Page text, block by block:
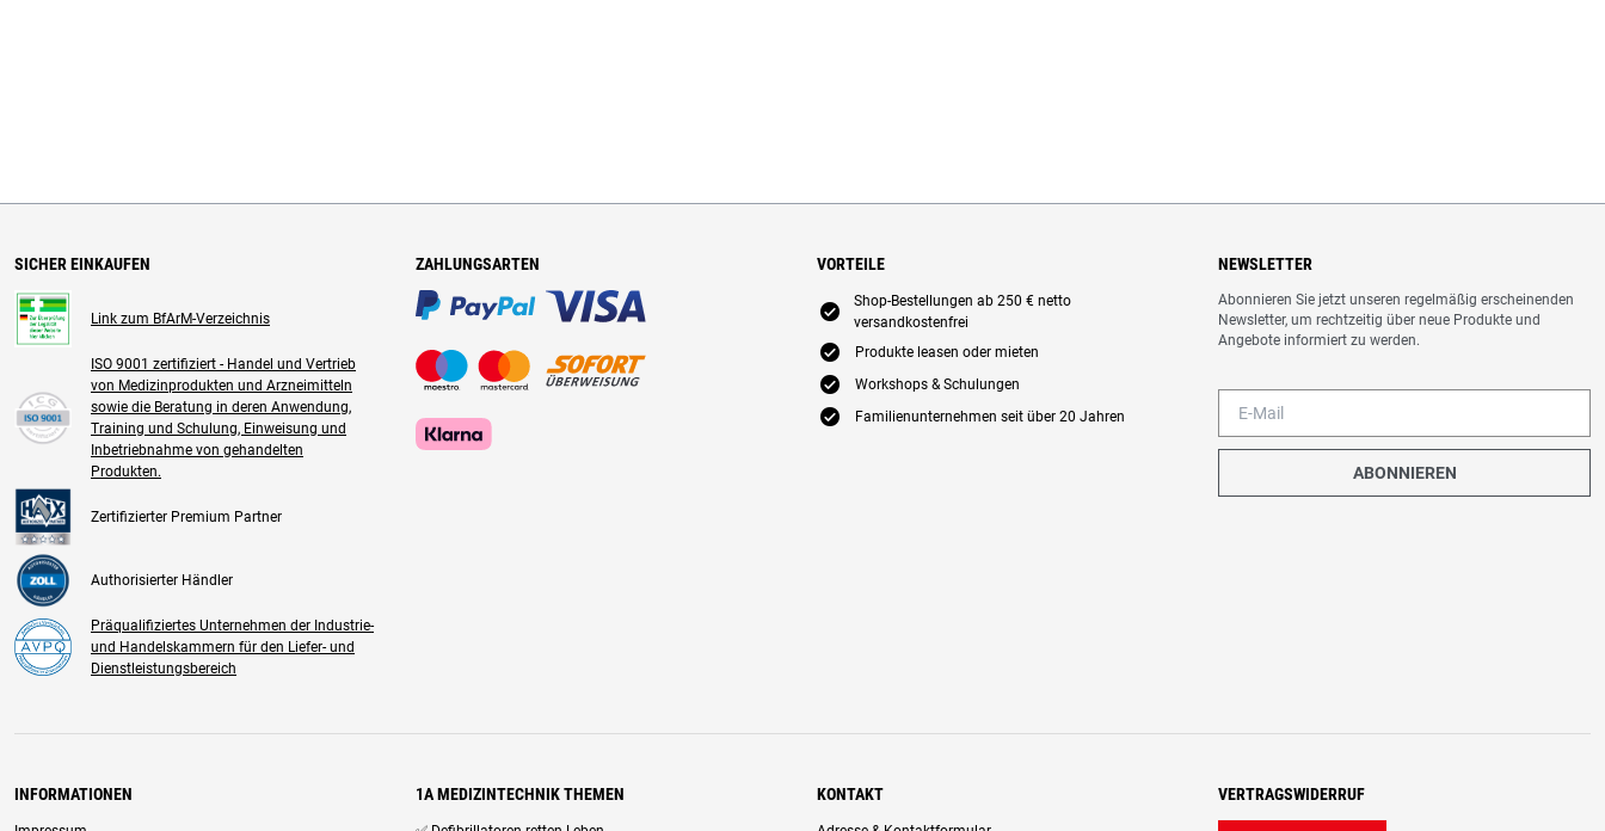
SICHER EINKAUFEN
Link zum BfArM-Verzeichnis
ISO 9001 zertifiziert - Handel und Vertrieb
von Medizinprodukten und Arzneimitteln
sowie die Beratung in deren Anwendung,
Training und Schulung, Einweisung und
Inbetriebnahme von gehandelten
Produkten.
Zertifizierter Premium Partner
Authorisierter Händler
Präqualifiziertes Unternehmen der Industrie-
und Handelskammern für den Liefer- und
Dienstleistungsbereich
ZAHLUNGSARTEN VORTEILE
E
Shop-Bestellungen ab 250 € netto
versandkostenfrei
E Produkte leasen oder mieten
E Workshops & Schulungen
E Familienunternehmen seit über 20 Jahren
NEWSLETTER
Abonnieren Sie jetzt unseren regelmäßig erscheinenden
Newsletter, um rechtzeitig über neue Produkte und
Angebote informiert zu werden.
ABONNIEREN
INFORMATIONEN 1A MEDIZINTECHNIK THEMEN KONTAKT VERTRAGSWIDERRUF